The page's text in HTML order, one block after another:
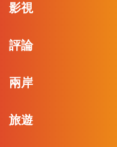
影視
評論
兩岸
旅遊